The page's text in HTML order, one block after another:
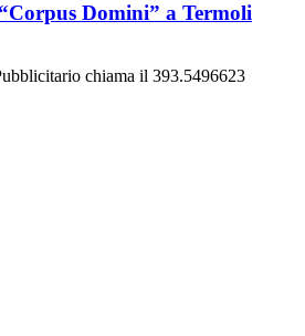
Domini” a Termoli
chiama il 393.5496623